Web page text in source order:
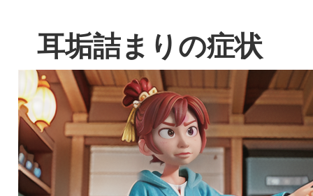
耳垢詰まりの症状